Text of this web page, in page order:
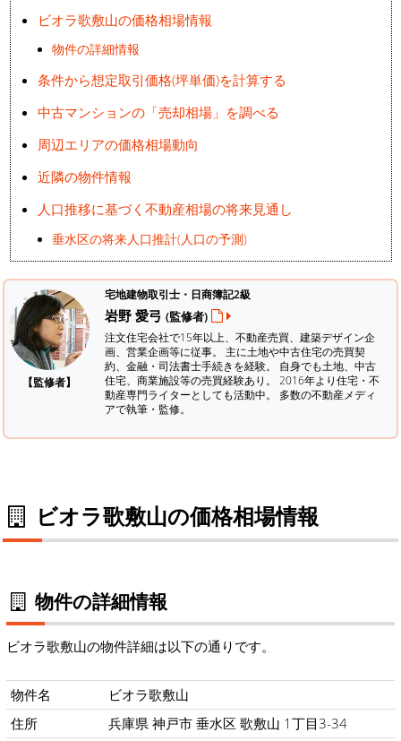
ビオラ歌敷山の価格相場情報
物件の詳細情報
条件から想定取引価格(坪単価)を計算する
中古マンションの「売却相場」を調べる
周辺エリアの価格相場動向
近隣の物件情報
人口推移に基づく不動産相場の将来見通し
垂水区の将来人口推計(人口の予測)
【監修者】
宅地建物取引士・日商簿記2級
岩野 愛弓 (監修者)
注文住宅会社で15年以上、不動産売買、建築デザイン企
画、営業企画等に従事。 主に土地や中古住宅の売買契
約、金融・司法書士手続きを経験。 自身でも土地、中古
住宅、商業施設等の売買経験あり。 2016年より住宅・不
動産専門ライターとしても活動中。 多数の不動産メディ
アで執筆・監修。
ビオラ歌敷山の価格相場情報
物件の詳細情報
ビオラ歌敷山の物件詳細は以下の通りです。
物件名
ビオラ歌敷山
住所
兵庫県 神戸市 垂水区 歌敷山 1丁目3-34